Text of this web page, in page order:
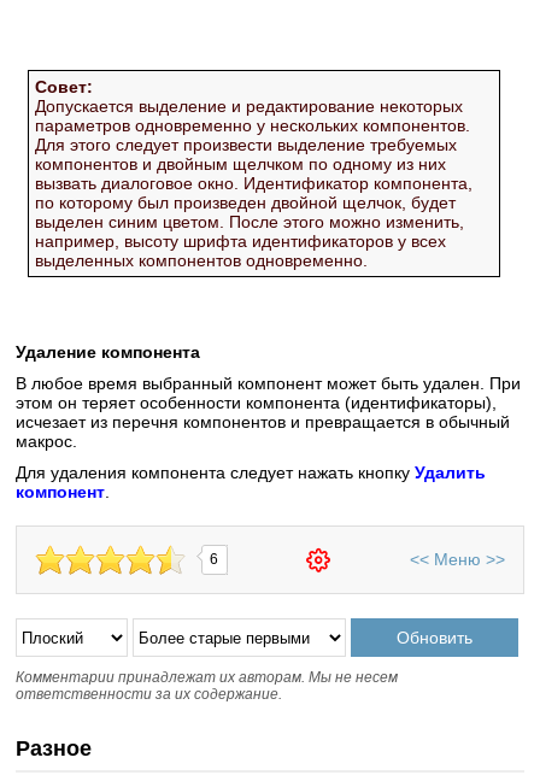
Совет:
Допускается выделение и редактирование некоторых
параметров одновременно у нескольких компонентов.
Для этого следует произвести выделение требуемых
компонентов и двойным щелчком по одному из них
вызвать диалоговое окно. Идентификатор компонента,
по которому был произведен двойной щелчок, будет
выделен синим цветом. После этого можно изменить,
например, высоту шрифта идентификаторов у всех
выделенных компонентов одновременно.
Удаление компонента
В любое время выбранный компонент может быть удален. При
этом он теряет особенности компонента (идентификаторы),
исчезает из перечня компонентов и превращается в обычный
макрос.
Для удаления компонента следует нажать кнопкуУдалить
компонент
6 << Меню >>
Комментарии принадлежат их авторам. Мы не несем
ответственности за их содержание.
Разное